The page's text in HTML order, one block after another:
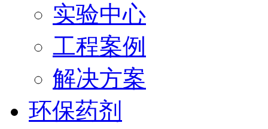
实验中心
工程案例
解决方案
环保药剂